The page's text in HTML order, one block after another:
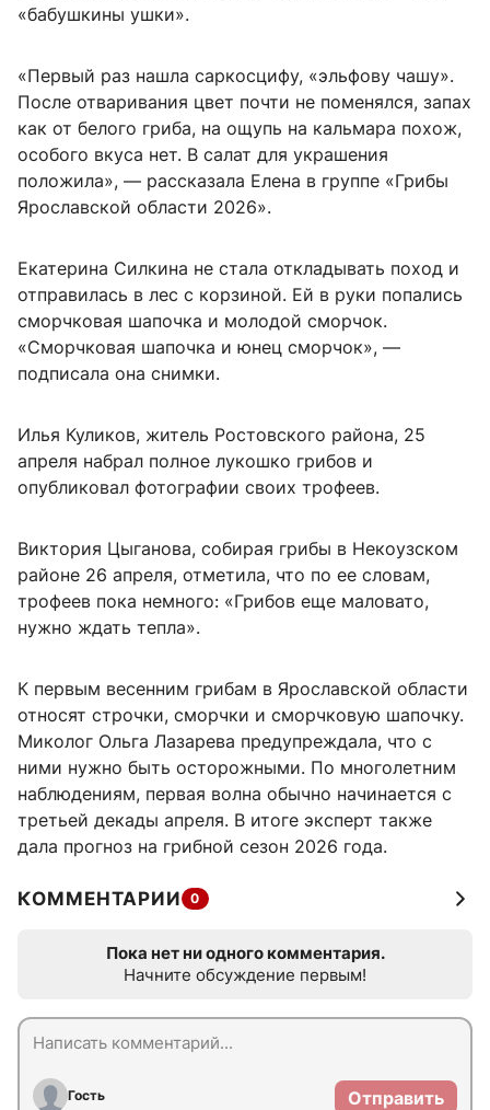
«бабушкины ушки».
«Первый раз нашла саркосцифу, «эльфову чашу».
После отваривания цвет почти не поменялся, запах
как от белого гриба, на ощупь на кальмара похож,
особого вкуса нет. В салат для украшения
положила», — рассказала Елена в группе «Грибы
Ярославской области 2026».
Екатерина Силкина не стала откладывать поход и
отправилась в лес с корзиной. Ей в руки попались
сморчковая шапочка и молодой сморчок.
«Сморчковая шапочка и юнец сморчок», —
подписала она снимки.
Илья Куликов, житель Ростовского района, 25
апреля набрал полное лукошко грибов и
опубликовал фотографии своих трофеев.
Виктория Цыганова, собирая грибы в Некоузском
районе 26 апреля, отметила, что по ее словам,
трофеев пока немного: «Грибов еще маловато,
нужно ждать тепла».
К первым весенним грибам в Ярославской области
относят строчки, сморчки и сморчковую шапочку.
Миколог Ольга Лазарева предупреждала, что с
ними нужно быть осторожными. По многолетним
наблюдениям, первая волна обычно начинается с
третьей декады апреля. В итоге эксперт также
дала прогноз на грибной сезон 2026 года.
КОММЕНТАРИИ 0
Пока нет ни одного комментария.
Начните обсуждение первым!
Гость Отправить